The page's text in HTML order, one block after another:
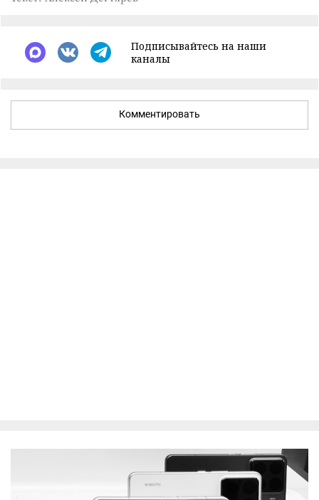
Подписывайтесь на наши
каналы
Комментировать